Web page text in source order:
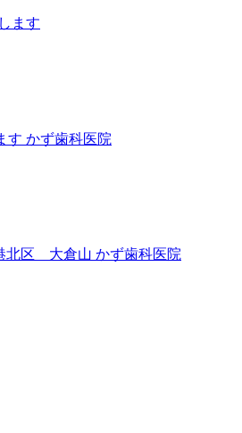
ます
す かず歯科医院
北区 大倉山 かず歯科医院